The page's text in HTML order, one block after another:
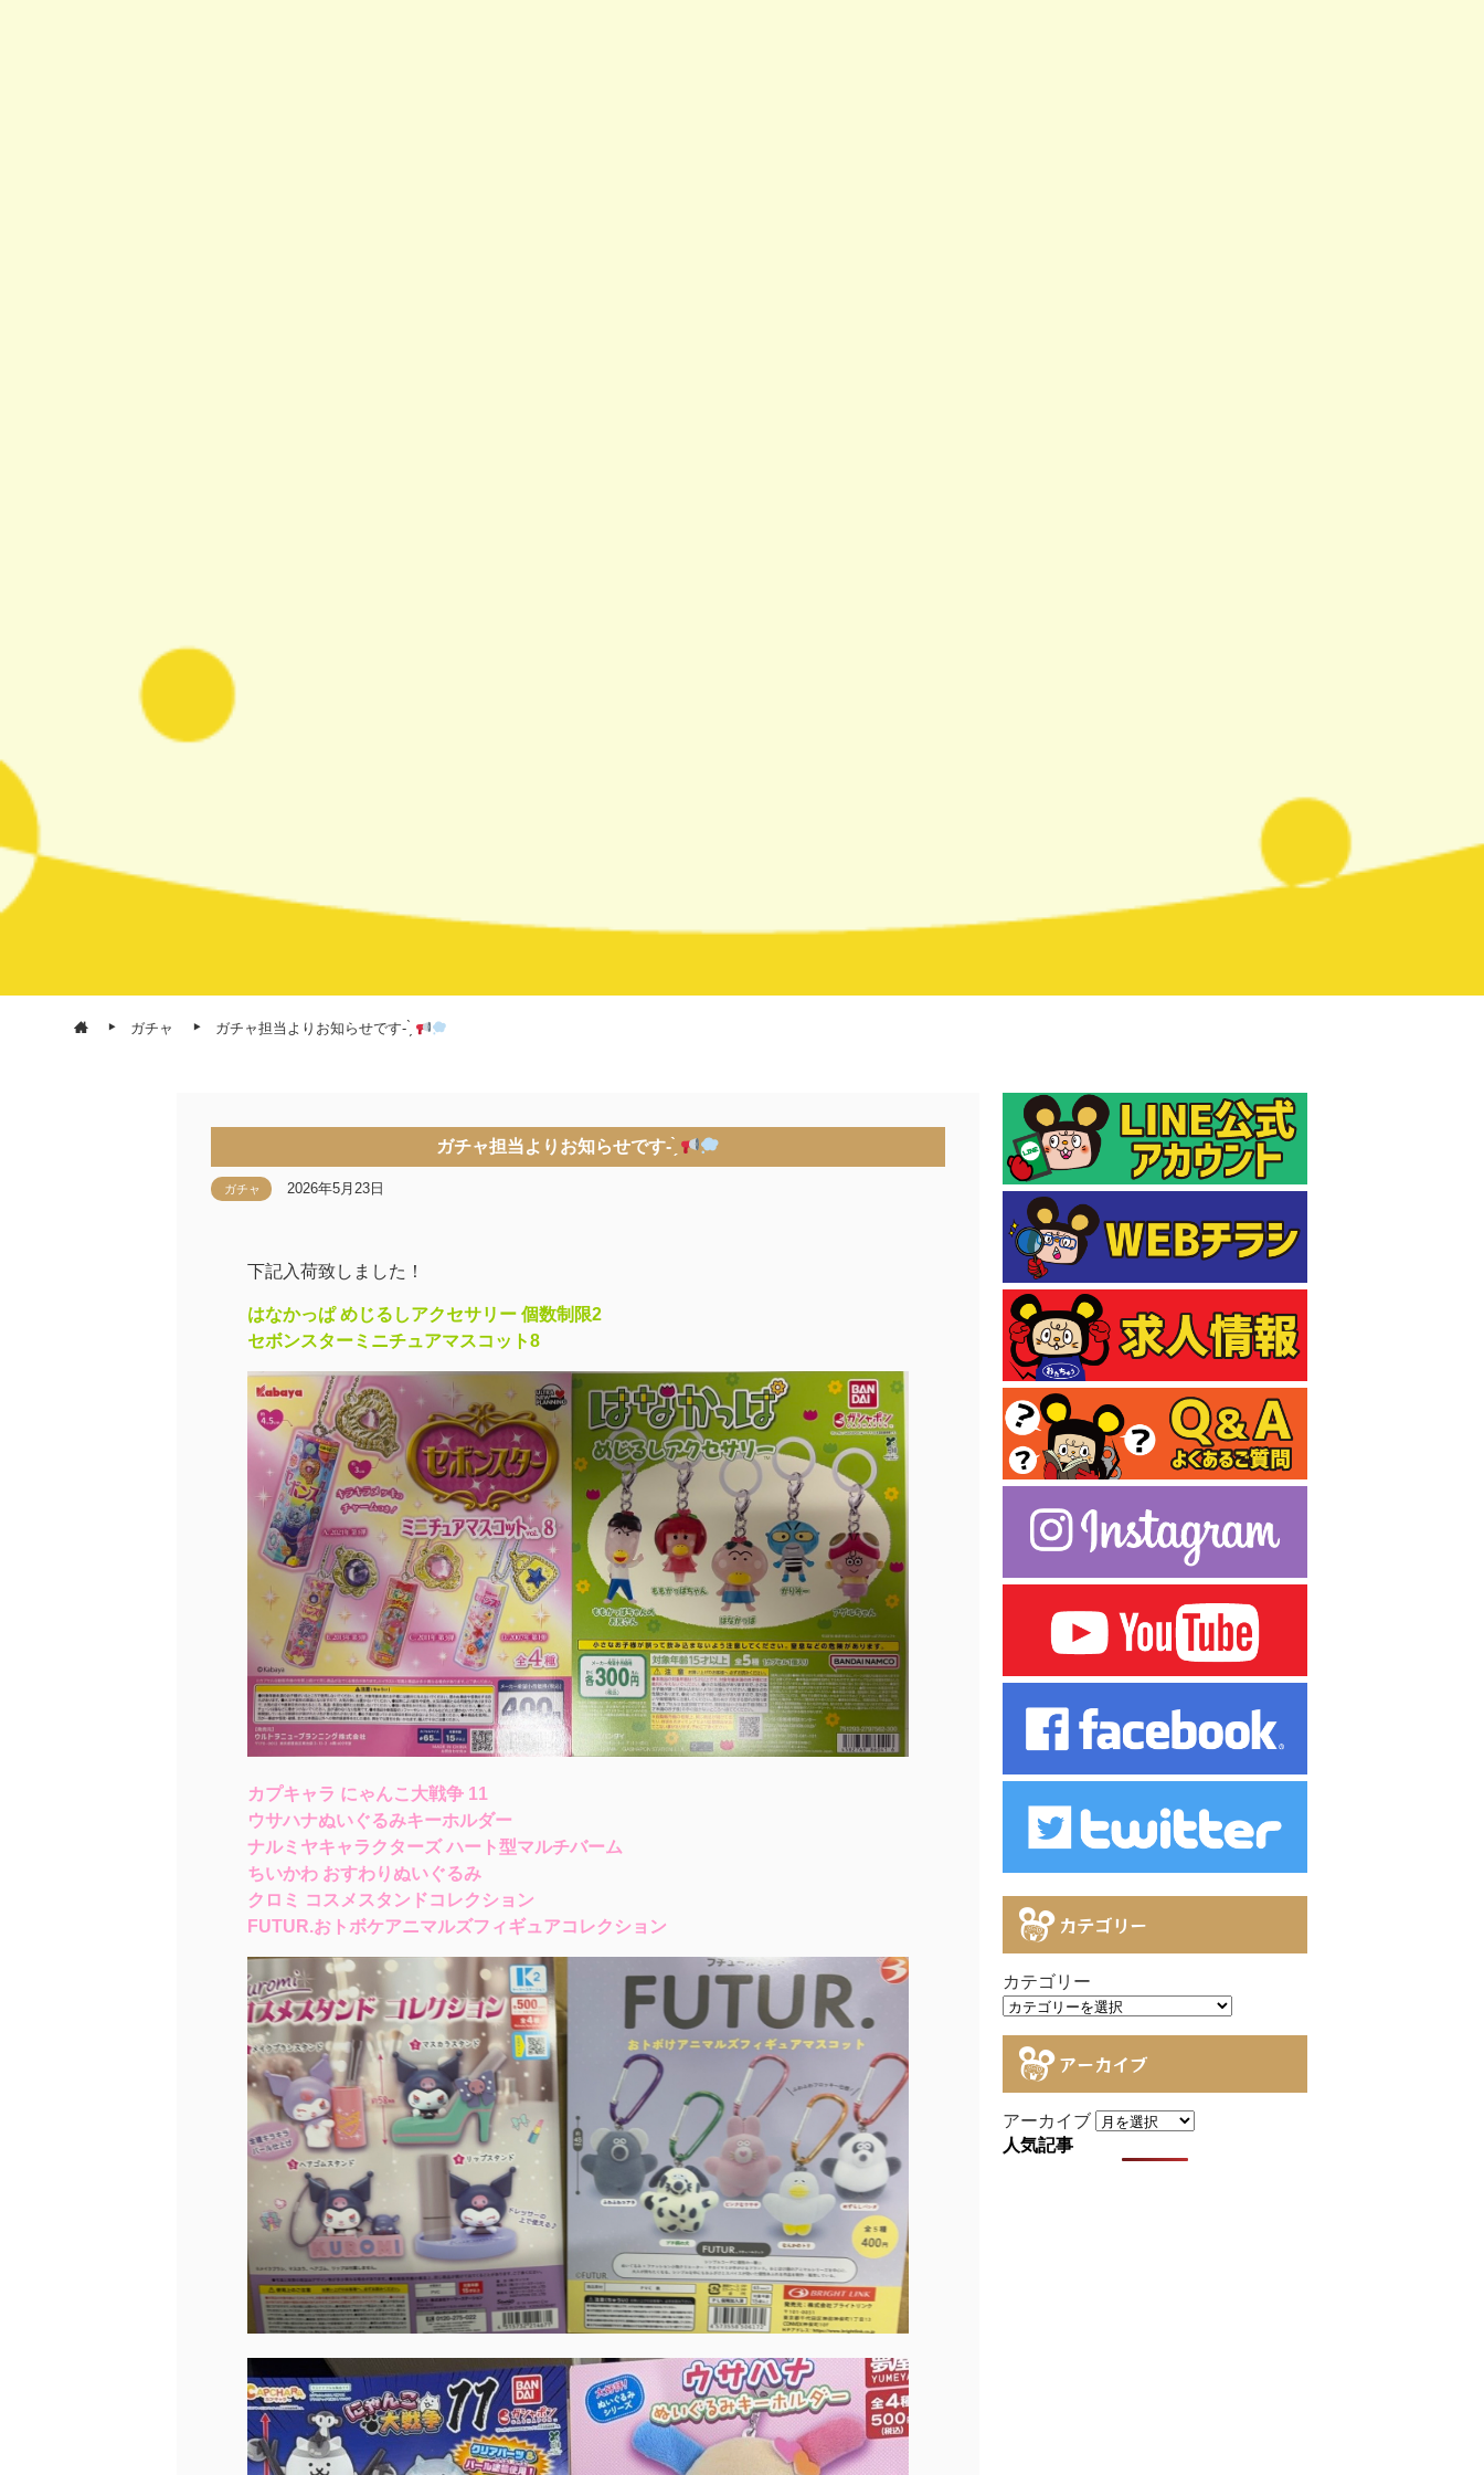
ガチャ ガチャ担当よりお知らせです- ̗̀
ガチャ担当よりお知らせです- ̗̀
ガチャ 2026年5月23日
下記入荷致しました！
はなかっぱ めじるしアクセサリー 個数制限2
セボンスターミニチュアマスコット8
カプキャラ にゃんこ大戦争 11
ウサハナぬいぐるみキーホルダー
ナルミヤキャラクターズ ハート型マルチバーム
ちいかわ おすわりぬいぐるみ
クロミ コスメスタンドコレクション
FUTUR.おトボケアニマルズフィギュアコレクション
カテゴリー
カテゴリー
アーカイブ
アーカイブ
人気記事